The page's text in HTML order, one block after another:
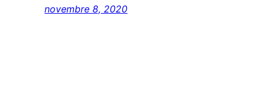
novembre 8, 2020